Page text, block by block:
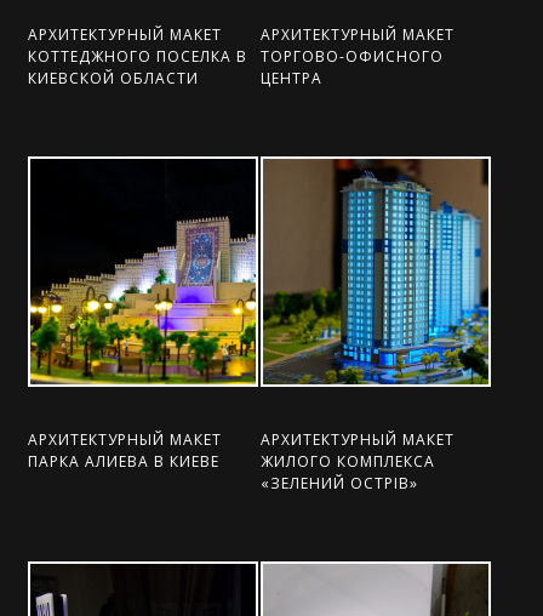
АРХИТЕКТУРНЫЙ МАКЕТ
КОТТЕДЖНОГО ПОСЕЛКА В
КИЕВСКОЙ ОБЛАСТИ
АРХИТЕКТУРНЫЙ МАКЕТ
ТОРГОВО-ОФИСНОГО
ЦЕНТРА
АРХИТЕКТУРНЫЙ МАКЕТ
ПАРКА АЛИЕВА В КИЕВЕ
АРХИТЕКТУРНЫЙ МАКЕТ
ЖИЛОГО КОМПЛЕКСА
«ЗЕЛЕНИЙ ОСТРІВ»